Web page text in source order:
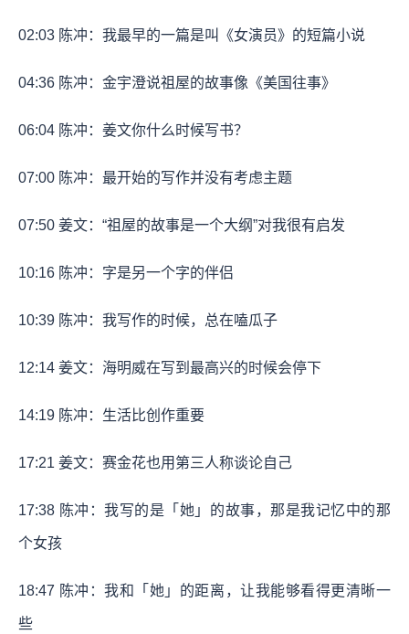
02:03 陈冲：我最早的一篇是叫《女演员》的短篇小说
04:36 陈冲：金宇澄说祖屋的故事像《美国往事》
06:04 陈冲：姜文你什么时候写书？
07:00 陈冲：最开始的写作并没有考虑主题
07:50 姜文：“祖屋的故事是一个大纲”对我很有启发
10:16 陈冲：字是另一个字的伴侣
10:39 陈冲：我写作的时候，总在嗑瓜子
12:14 姜文：海明威在写到最高兴的时候会停下
14:19 陈冲：生活比创作重要
17:21 姜文：赛金花也用第三人称谈论自己
17:38 陈冲：我写的是「她」的故事，那是我记忆中的那
个女孩
18:47 陈冲：我和「她」的距离，让我能够看得更清晰一
些